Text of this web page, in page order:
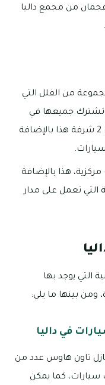
من مجمع داليا
من الفلل التي
فيها إلى 4 غرف، وتشترك جميعها في
وجود مطابخ عصرية ومخزن وكذلك 2 شرفة هذا بالإضافة
هذا بالإضافة
التي تعمل على مدار
التي يوجد بها
ومن بينها ما يلي:
في داليا
تاون هاوس عدد من
كما يمكن